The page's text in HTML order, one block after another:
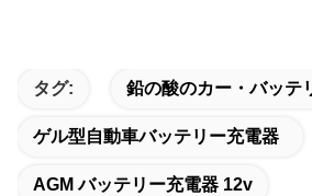
タグ: 鉛の酸のカー・バッテ
ゲル型自動車バッテリー充電器
AGM バッテリー充電器 12v